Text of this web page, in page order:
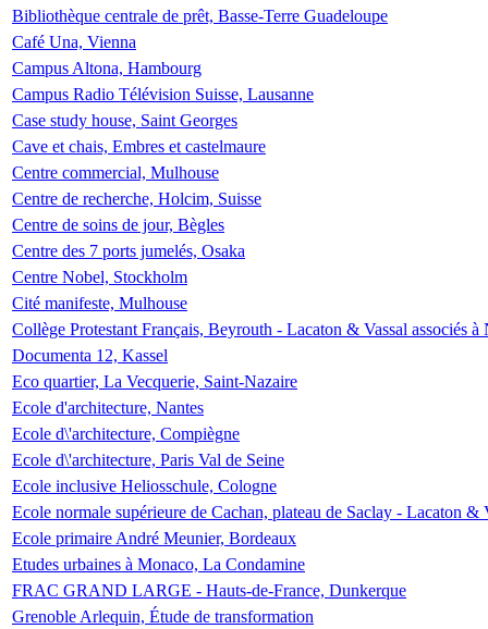
Bibliothèque centrale de prêt, Basse-Terre Guadeloupe
Café Una, Vienna
Campus Altona, Hambourg
Campus Radio Télévision Suisse, Lausanne
Case study house, Saint Georges
Cave et chais, Embres et castelmaure
Centre commercial, Mulhouse
Centre de recherche, Holcim, Suisse
Centre de soins de jour, Bègles
Centre des 7 ports jumelés, Osaka
Centre Nobel, Stockholm
Cité manifeste, Mulhouse
Collège Protestant Français, Beyrouth - Lacaton & Vassal associés
Documenta 12, Kassel
Eco quartier, La Vecquerie, Saint-Nazaire
Ecole d'architecture, Nantes
Ecole d\'architecture, Compiègne
Ecole d\'architecture, Paris Val de Seine
Ecole inclusive Heliosschule, Cologne
Ecole normale supérieure de Cachan, plateau de Saclay - Lacaton &
Ecole primaire André Meunier, Bordeaux
Etudes urbaines à Monaco, La Condamine
FRAC GRAND LARGE - Hauts-de-France, Dunkerque
Grenoble Arlequin, Étude de transformation